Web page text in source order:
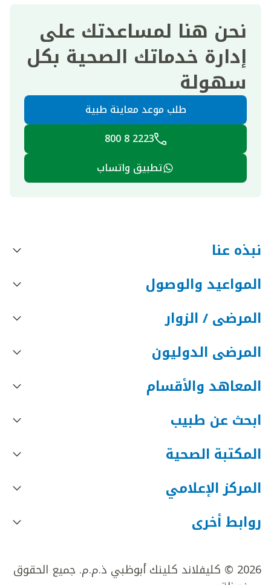
نحن هنا لمساعدتك على
إدارة خدماتك الصحية بكل
سهولة
طلب موعد معاينة طبية
2223 8 800
تطبيق واتساب
نبذه عنا
المواعيد والوصول
المرضى / الزوار
المرضى الدوليون
المعاهد والأقسام
ابحث عن طبيب
المكتبة الصحية
المركز الإعلامي
روابط أخرى
2026 © كليفلاند كلينك أبوظبي ذ.م.م. جميع الحقوق